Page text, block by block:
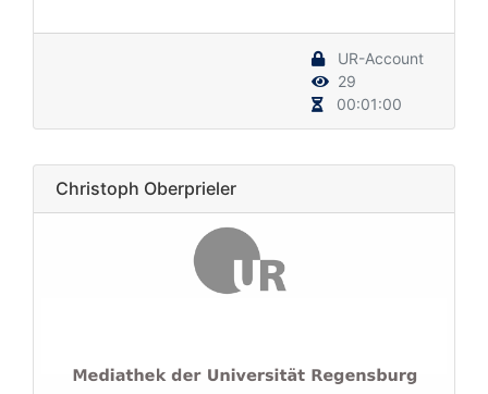
UR-Account
29
00:01:00
Christoph Oberprieler